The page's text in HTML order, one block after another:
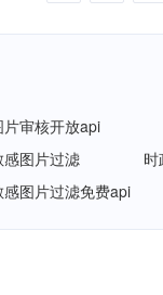
审核开放api
感图片过滤
感图片过滤免费api